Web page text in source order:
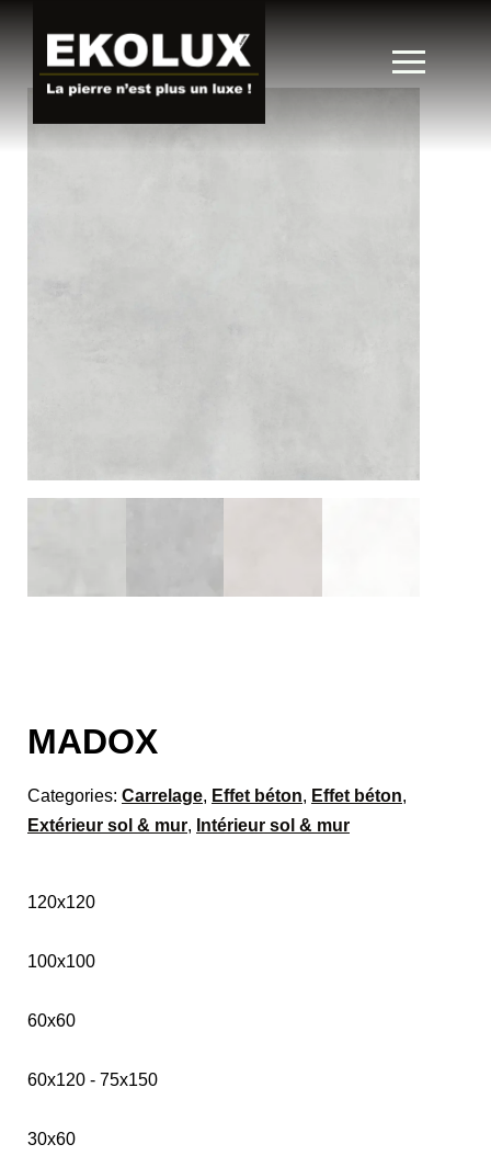
MADOX
Categories: Carrelage, Effet béton, Effet béton,
Extérieur sol & mur, Intérieur sol & mur
120x120
100x100
60x60
60x120 - 75x150
30x60